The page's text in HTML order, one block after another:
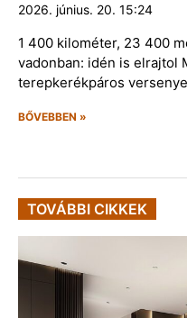
2026. június. 20. 15:24
1 400 kilométer, 23 400
vadonban: idén is elrajtol
terepkerékpáros
BŐVEBBEN »
TOVÁBBI CIKKEK